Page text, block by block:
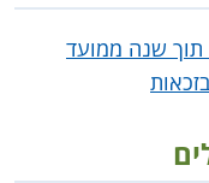
שנה ממועד